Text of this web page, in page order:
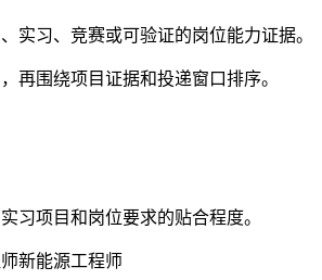
实习、竞赛或可验证的岗位能力证据。
再围绕项目证据和投递窗口排序。
习项目和岗位要求的贴合程度。
新能源工程师